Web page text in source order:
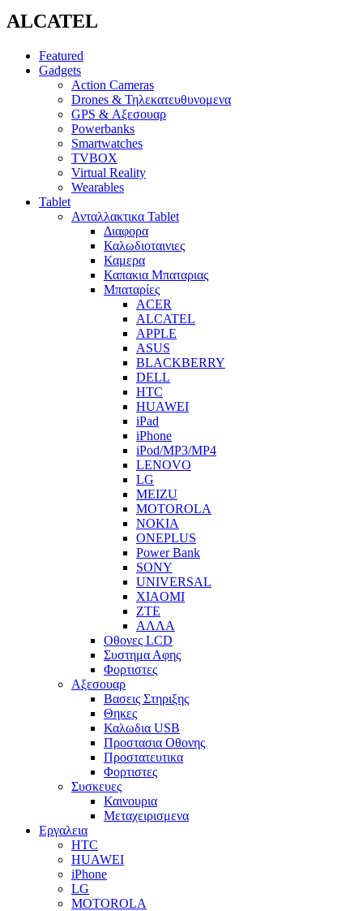
ALCATEL
Featured
Gadgets
Action Cameras
Drones & Τηλεκατευθυνομενα
GPS & Αξεσουαρ
Powerbanks
Smartwatches
TVBOX
Virtual Reality
Wearables
Tablet
Ανταλλακτικα Tablet
Διαφορα
Καλωδιοταινιες
Καμερα
Καπακια Μπαταριας
Μπαταρίες
ACER
ALCATEL
APPLE
ASUS
BLACKBERRY
DELL
HTC
HUAWEI
iPad
iPhone
iPod/MP3/MP4
LENOVO
LG
MEIZU
MOTOROLA
NOKIA
ONEPLUS
Power Bank
SONY
UNIVERSAL
XIAOMI
ZTE
ΑΛΛΑ
Οθονες LCD
Συστημα Αφης
Φορτιστες
Αξεσουαρ
Βασεις Στηριξης
Θηκες
Καλωδια USB
Προστασια Οθονης
Προστατευτικα
Φορτιστες
Συσκευες
Καινουρια
Μεταχειρισμενα
Εργαλεια
HTC
HUAWEI
iPhone
LG
MOTOROLA